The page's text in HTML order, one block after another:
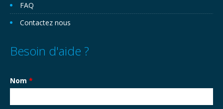
FAQ
Contactez nous
Besoin d'aide ?
Nom *